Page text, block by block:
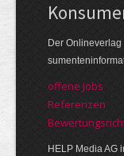
Der
offene Jobs
Referenzen
HELP Media AG